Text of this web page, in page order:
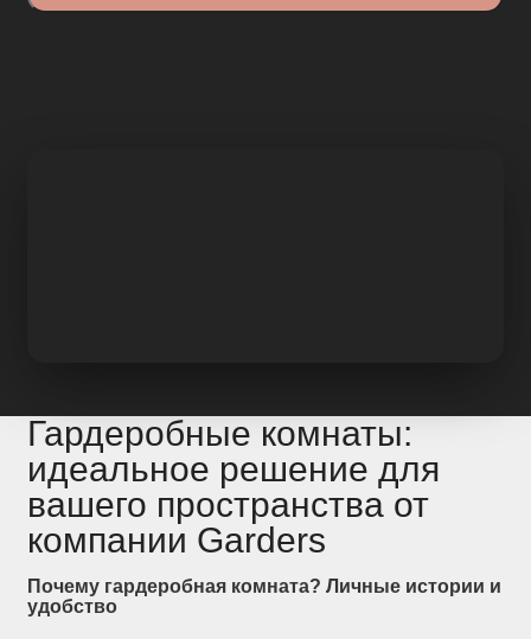
Гардеробные комнаты:
идеальное решение для
вашего пространства от
компании Garders
Почему гардеробная комната? Личные истории и
удобство